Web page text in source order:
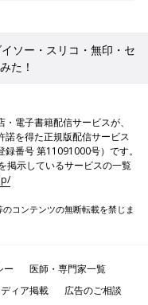
イソー・スリコ・無印・セ
た！
電子書籍配信サービスが、
諾を得た正規版配信サービス
番号 第11091000号）です。
掲示しているサービスの一覧
コンテンツの無断転載を禁じま
ー
医師・専門家一覧
ィア掲載
広告のご相談